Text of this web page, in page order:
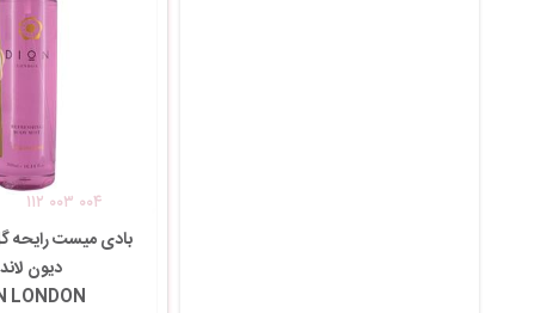
۱۱۲ ۰۰۳ ۰۰۴
بادی میست رایحه
دیون
LONDON